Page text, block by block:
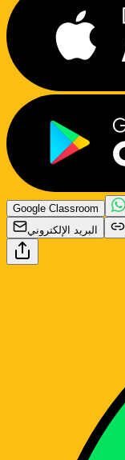
Google Classroom
البريد الإلكتروني